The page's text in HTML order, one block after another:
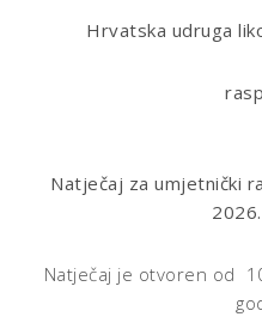
Hrvatska udruga
Natječaj za umjetnički
Natječaj je otvoren od